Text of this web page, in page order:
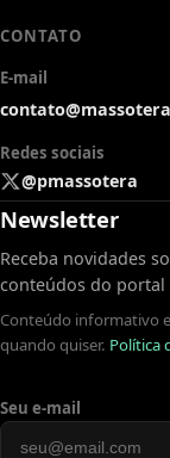
CONTATO
E-mail
Redes sociais
@pmassotera
Newsletter
Receba novidades
conteúdos do portal
Conteúdo informativo
quando quiser. Política
Seu e-mail